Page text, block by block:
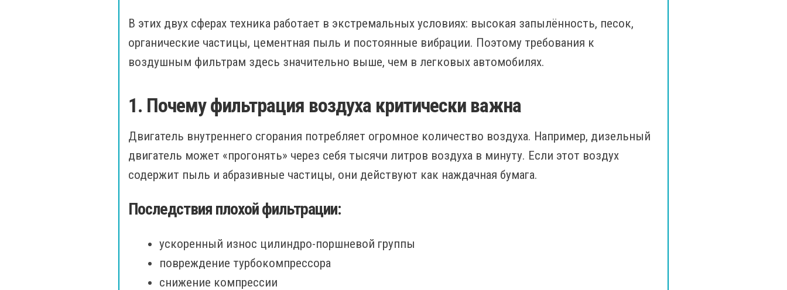
В этих двух сферах техника работает в экстремальных условиях: высокая запылённость, песок,
органические частицы, цементная пыль и постоянные вибрации. Поэтому требования к
воздушным фильтрам здесь значительно выше, чем в легковых автомобилях.
1. Почему фильтрация воздуха критически важна
Двигатель внутреннего сгорания потребляет огромное количество воздуха. Например, дизельный
двигатель может «прогонять» через себя тысячи литров воздуха в минуту. Если этот воздух
содержит пыль и абразивные частицы, они действуют как наждачная бумага.
Последствия плохой фильтрации:
ускоренный износ цилиндро-поршневой группы
повреждение турбокомпрессора
снижение компрессии